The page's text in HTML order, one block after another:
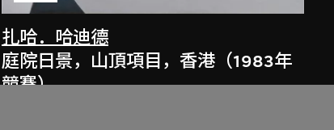
扎哈．哈迪德
庭院日景，山頂項目，香港（1983年
競賽）